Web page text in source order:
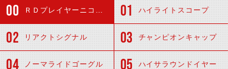
ＲＤプレイヤーニコヘッド ハイライトスコープ
リアクトシグナル チャンピオンキャップ
ノーマライドゴーグル ハイサラウンドイヤー